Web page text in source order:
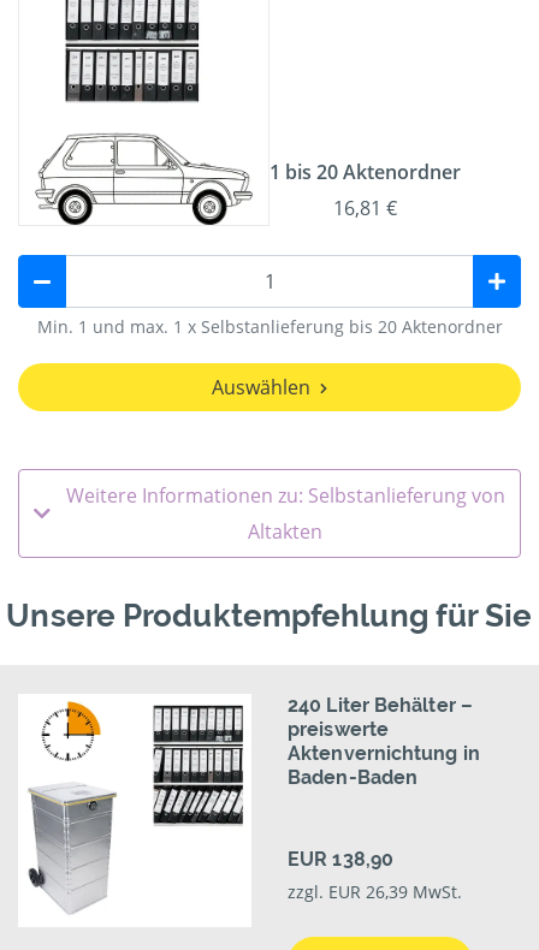
1 bis 20 Aktenordner
16,81 €
Min. 1 und max. 1 x Selbstanlieferung bis 20 Aktenordner
Auswählen
Weitere Informationen zu: Selbstanlieferung von
Altakten
Unsere Produktempfehlung für Sie
240 Liter Behälter –
preiswerte
Aktenvernichtung in
Baden-Baden
EUR 138,90
zzgl. EUR 26,39 MwSt.